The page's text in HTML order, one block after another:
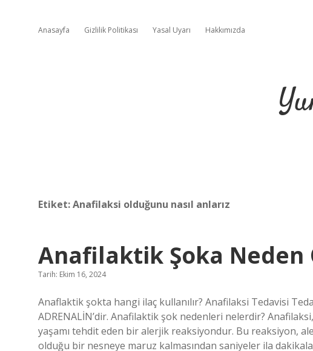
Anasayfa Gizlilik Politikası Yasal Uyarı Hakkımızda
Etiket:Anafilaksi olduğunu nasıl anlarız
Anafilaktik Şoka Neden
Tarih: Ekim 16, 2024
Anaflaktik şokta hangi ilaç kullanılır? Anafilaksi Tedavisi
ADRENALİN’dir. Anafilaktik şok nedenleri nelerdir?
yaşamı tehdit eden bir alerjik reaksiyondur. Bu reaksiyon,
olduğu bir nesneye maruz kalmasından saniyeler ila